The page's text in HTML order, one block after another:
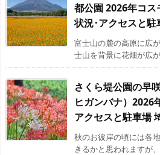
都公園 2026年コ
状況･アクセスと
富士山の麓の高原に広
士山を背景に花畑が広
さくら堤公園の早
ヒガンバナ）2026
アクセスと駐車場
秋のお彼岸の頃には各
きるかと思われますが